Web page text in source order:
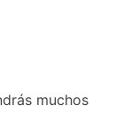
muchos